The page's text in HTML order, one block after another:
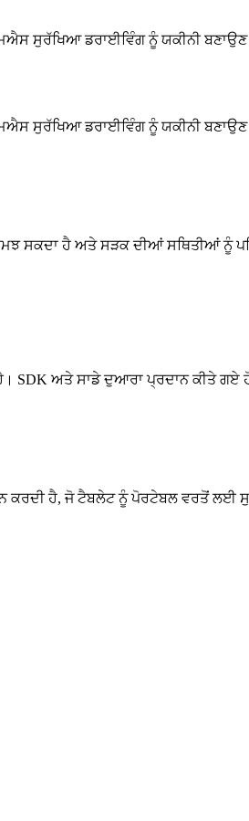
ਡਰਾਈਵਿੰਗ ਨੂੰ ਯਕੀਨੀ ਬਣਾਉਣ
ਡਰਾਈਵਿੰਗ ਨੂੰ ਯਕੀਨੀ ਬਣਾਉਣ
ਸਕਦਾ ਹੈ ਅਤੇ ਸੜਕ ਦੀਆਂ ਸਥਿਤੀਆਂ ਨੂੰ
ਅਤੇ ਸਾਡੇ ਦੁਆਰਾ ਪ੍ਰਦਾਨ ਕੀਤੇ ਗਏ
ਹੈ, ਜੋ ਟੈਬਲੇਟ ਨੂੰ ਪੋਰਟੇਬਲ ਵਰਤੋਂ ਲਈ